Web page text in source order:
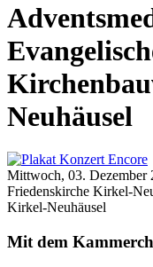
Neuhäusel
Mittwoch, 03. Dezember
Friedenskirche Kirkel-
Kirkel-Neuhäusel
Mit dem